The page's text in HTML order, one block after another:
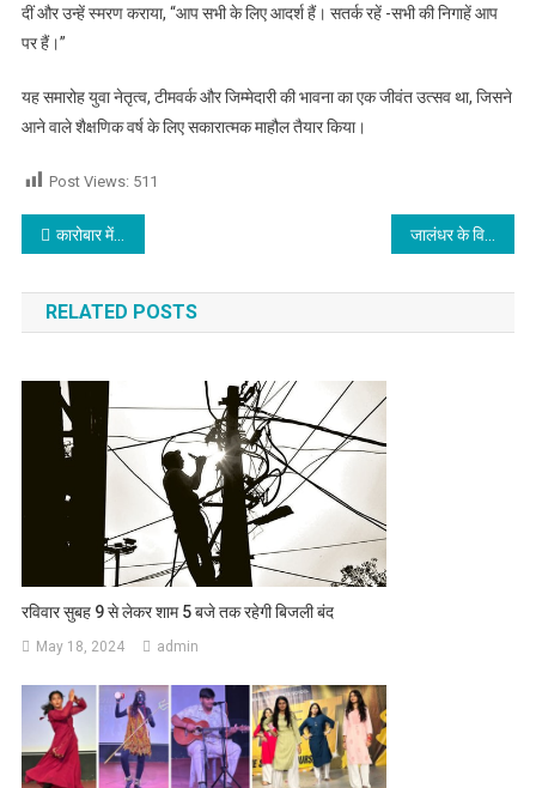
दीं और उन्हें स्मरण कराया, “आप सभी के लिए आदर्श हैं। सतर्क रहें -सभी की निगाहें आप
पर हैं।”
यह समारोह युवा नेतृत्व, टीमवर्क और जिम्मेदारी की भावना का एक जीवंत उत्सव था, जिसने
आने वाले शैक्षणिक वर्ष के लिए सकारात्मक माहौल तैयार किया।
Post Views: 511
Post navigation
कारोबार में नया समझौते से होगा फायदा,विरोधियों की गतिविधियों का रखें ध्यान,जाने आज का राशिफल
RELATED POSTS
रविवार सुबह 9 से लेकर शाम 5 बजे तक रहेगी बिजली बंद
May 18, 2024 admin